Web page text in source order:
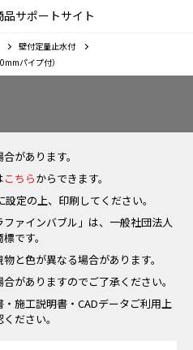
品サポートサイト
壁付定量止水付
パイプ付）
があります。
こちらからできます。
定の上、印刷してください。
ァインバブル」は、一般社団法人
です。
と色が異なる場合があります。
がありますのでご了承ください。
施工説明書・CADデータご利用上
ださい。